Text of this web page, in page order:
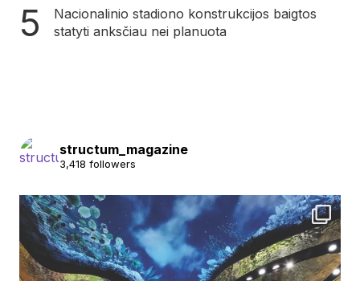
Nacionalinio stadiono konstrukcijos baigtos
statyti anksčiau nei planuota
structum_magazine
3,418 followers